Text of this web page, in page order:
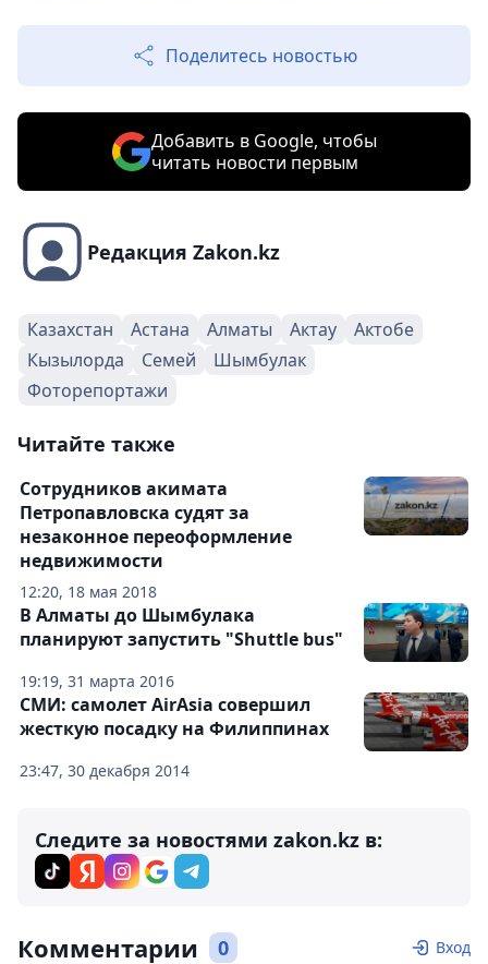
Поделитесь новостью
Добавить в Google, чтобы
читать новости первым
Редакция Zakon.kz
Казахстан Астана Алматы Актау
Актобе
Кызылорда
Семей
Шымбулак
Фоторепортажи
Читайте также
12:20, 18 мая 2018
Сотрудников акимата
Петропавловска судят за
незаконное переоформление
недвижимости
19:19, 31 марта 2016
В Алматы до Шымбулака
планируют запустить "Shuttle bus"
23:47, 30 декабря 2014
СМИ: самолет AirAsia совершил
жесткую посадку на Филиппинах
Следите за новостями zakon.kz в:
Комментарии 0 Вход